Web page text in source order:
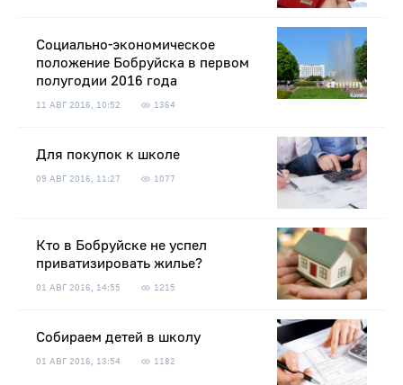
Социально-экономическое
положение Бобруйска в первом
полугодии 2016 года
11 АВГ 2016, 10:52 1364
Для покупок к школе
09 АВГ 2016, 11:27 1077
Кто в Бобруйске не успел
приватизировать жилье?
01 АВГ 2016, 14:55 1215
Собираем детей в школу
01 АВГ 2016, 13:54 1182